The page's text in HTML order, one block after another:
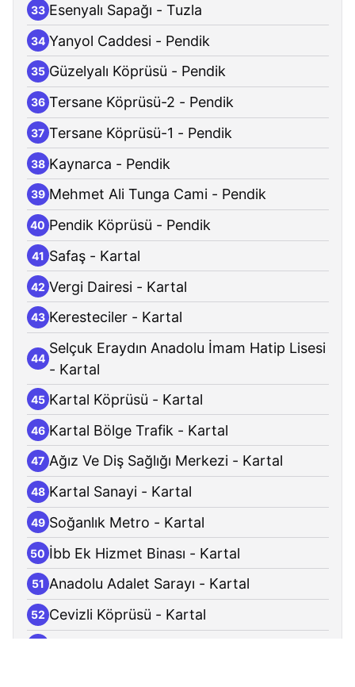
33 Esenyalı Sapağı - Tuzla
34 Yanyol Caddesi - Pendik
35 Güzelyalı Köprüsü - Pendik
36 Tersane Köprüsü-2 - Pendik
37 Tersane Köprüsü-1 - Pendik
38 Kaynarca - Pendik
39 Mehmet Ali Tunga Cami - Pendik
40 Pendik Köprüsü - Pendik
41 Safaş - Kartal
42 Vergi Dairesi - Kartal
43 Keresteciler - Kartal
44
Selçuk Eraydın Anadolu İmam Hatip Lisesi
- Kartal
45 Kartal Köprüsü - Kartal
46 Kartal Bölge Trafik - Kartal
47 Ağız Ve Diş Sağlığı Merkezi - Kartal
48 Kartal Sanayi - Kartal
49 Soğanlık Metro - Kartal
50 İbb Ek Hizmet Binası - Kartal
51 Anadolu Adalet Sarayı - Kartal
52 Cevizli Köprüsü - Kartal